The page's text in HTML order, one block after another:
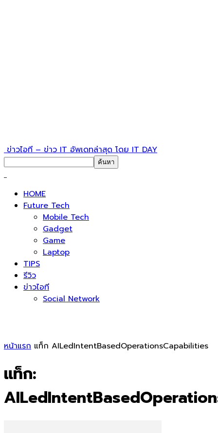
ข่าวไอที – ข่าว IT อัพเดทล่าสุด โดย IT DAY
HOME
Future Tech
Mobile Tech
Gadget
Game
Laptop
TIPS
รีวิว
ข่าวไอที
Social Network
หน้าแรก แท็ก AILedIntentBasedOperationsCapabilities
แท็ก: